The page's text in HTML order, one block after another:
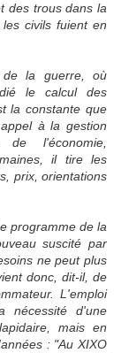
des trous dans la
civils fuient en
de la guerre, où
le calcul des
la constante que
à la gestion
de l'économie,
il tire les
prix, orientations
programme de la
suscité par
ne peut plus
donc, dit-il, de
L'emploi
nécessité d'une
mais en
: "Au XIXO